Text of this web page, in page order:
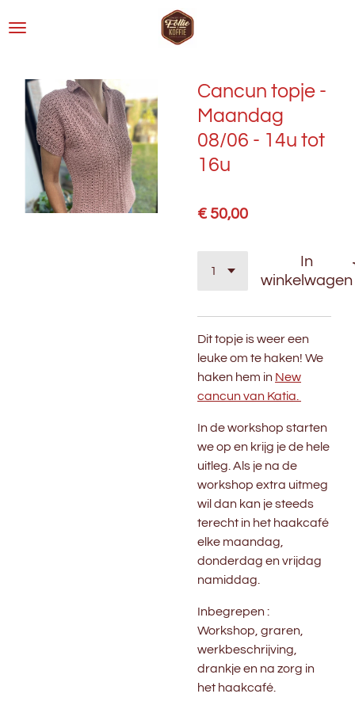
direct
hoofdinhoud
Cancun topje -
Maandag
08/06 - 14u tot
16u
€ 50,00
In
winkelwagen
Dit topje is weer een
leuke om te haken! We
haken hem in New
cancun van Katia.
In de workshop starten
we op en krijg je de hele
uitleg. Als je na de
workshop extra uitmeg
wil dan kan je steeds
terecht in het haakcafé
elke maandag,
donderdag en vrijdag
namiddag.
Inbegrepen :
Workshop, graren,
werkbeschrijving,
drankje en na zorg in
het haakcafé.